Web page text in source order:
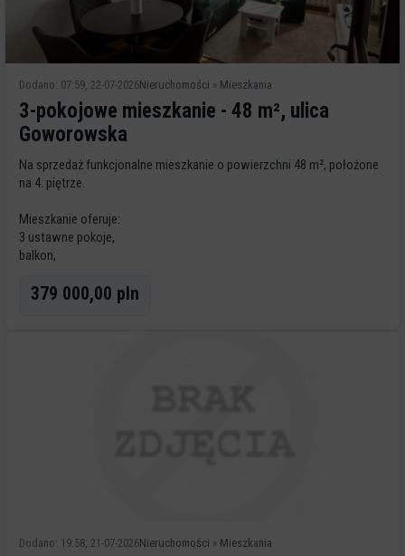
Dodano: 07:59, 22-07-2026Nieruchomości » Mieszkania
3-pokojowe mieszkanie - 48 m², ulica
Goworowska
Na sprzedaż funkcjonalne mieszkanie o powierzchni 48 m², położone
na 4. piętrze.
Mieszkanie oferuje:
3 ustawne pokoje,
balkon,
dwustronna ekspozycja - jasne i dobrze doświetlone wnętrza,
379 000,00 pln
Dodano: 19:58, 21-07-2026Nieruchomości » Mieszkania